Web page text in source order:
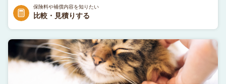
保険料や補償内容を知りたい
比較・見積りする